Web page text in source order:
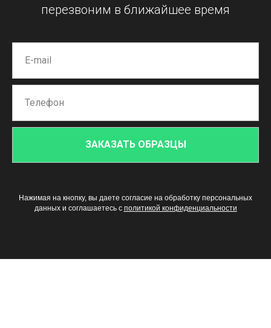
перезвоним в ближайшее время
ЗАКАЗАТЬ ОБРАЗЦЫ
Нажимая на кнопку, вы даете согласие на обработку персональных
данных и соглашаетесь c политикой конфиденциальности